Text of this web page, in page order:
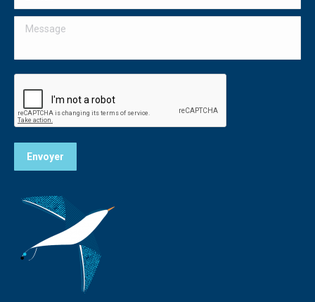
nouvelle
fenêtre
Message
Envoyer